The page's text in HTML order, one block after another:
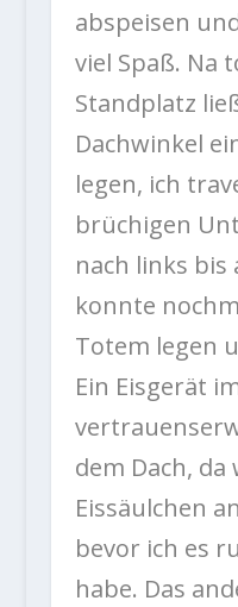
abspeisen
viel Spaß. Na
Standplatz
Dachwinkel
legen, ich
brüchigen
nach links bis
konnte
Totem legen
Ein Eisgerät
dem Dach, da
Eissäulchen
bevor ich es
habe. Das